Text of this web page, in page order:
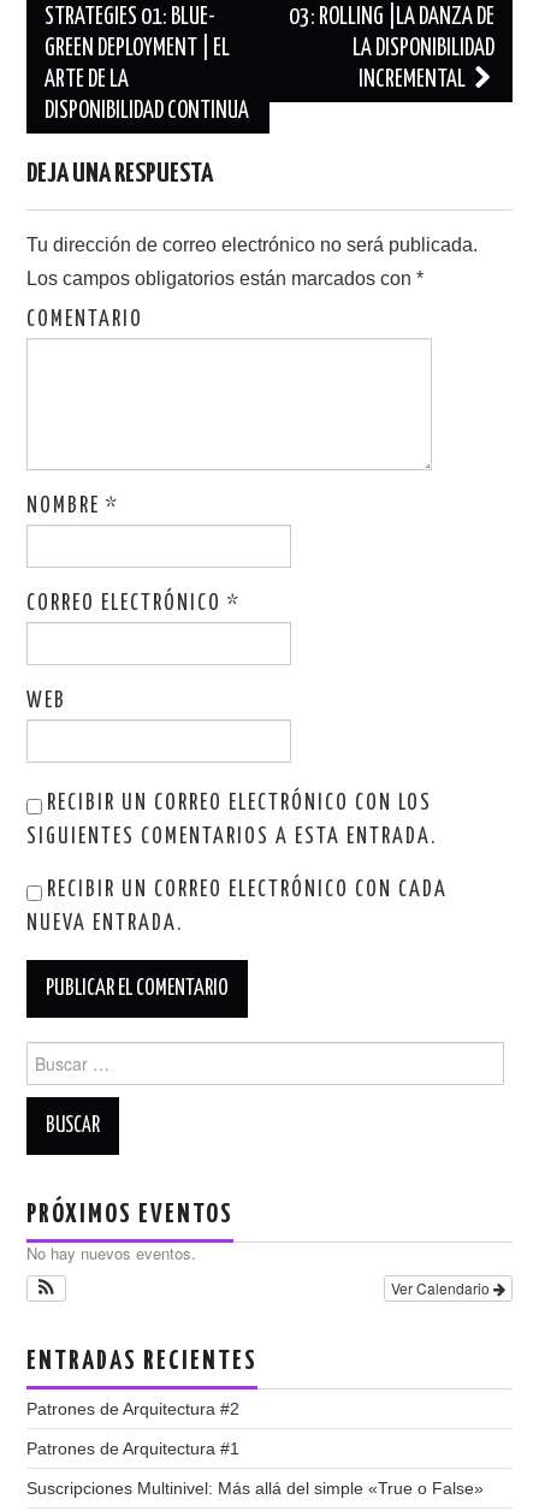
r
(
S
e
a
b
r
e
a
e
t
a
n
a
u
e
v
o
k
(
S
e
a
b
r
u
n
v
n
t
a
n
n
u
e
de
entradas
STRATEGIES 01: BLUE-
GREEN DEPLOYMENT | EL
ARTE DE LA
DISPONIBILIDAD CONTINUA
03: ROLLING |LA DANZA DE
LA DISPONIBILIDAD
INCREMENTAL
DEJA UNA RESPUESTA
Tu dirección de correo electrónico no será publicada.
Los campos obligatorios están marcados con*
COMENTARIO
NOMBRE*
CORREO ELECTRÓNICO*
WEB
RECIBIR UN CORREO ELECTRÓNICO CON LOS
SIGUIENTES COMENTARIOS A ESTA ENTRADA.
RECIBIR UN CORREO ELECTRÓNICO CON CADA
NUEVA ENTRADA.
PRÓXIMOS EVENTOS
No hay nuevos eventos.
Ver Calendario
ENTRADAS RECIENTES
Patrones de Arquitectura #2
Patrones de Arquitectura #1
Suscripciones Multinivel: Más allá del simple «True o False»